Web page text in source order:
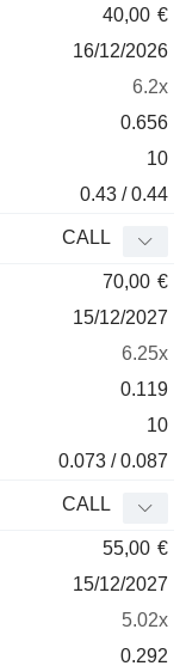
40,00 €
16/12/2026
6.2x
0.656
10
0.43 / 0.44
CALL
70,00 €
15/12/2027
6.25x
0.119
10
0.073 / 0.087
CALL
55,00 €
15/12/2027
5.02x
0.292